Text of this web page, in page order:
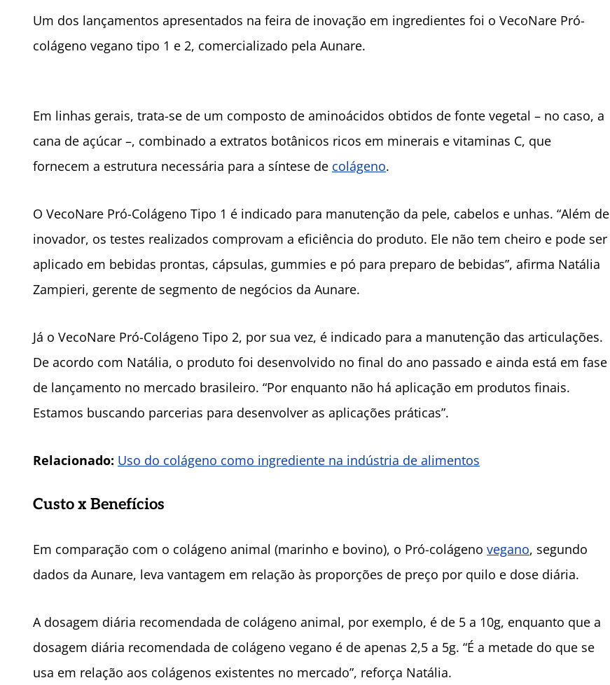
Um dos lançamentos apresentados na feira de inovação em ingredientes foi o VecoNare Pró-
colágeno vegano tipo 1 e 2, comercializado pela Aunare.
Em linhas gerais, trata-se de um composto de aminoácidos obtidos de fonte vegetal – no caso, a
cana de açúcar –, combinado a extratos botânicos ricos em minerais e vitaminas C, que
fornecem a estrutura necessária para a síntese de colágeno.
O VecoNare Pró-Colágeno Tipo 1 é indicado para manutenção da pele, cabelos e unhas. “Além de
inovador, os testes realizados comprovam a eficiência do produto. Ele não tem cheiro e pode ser
aplicado em bebidas prontas, cápsulas, gummies e pó para preparo de bebidas”, afirma Natália
Zampieri, gerente de segmento de negócios da Aunare.
Já o VecoNare Pró-Colágeno Tipo 2, por sua vez, é indicado para a manutenção das articulações.
De acordo com Natália, o produto foi desenvolvido no final do ano passado e ainda está em fase
de lançamento no mercado brasileiro. “Por enquanto não há aplicação em produtos finais.
Estamos buscando parcerias para desenvolver as aplicações práticas”.
Relacionado: Uso do colágeno como ingrediente na indústria de alimentos
Custo x Benefícios
Em comparação com o colágeno animal (marinho e bovino), o Pró-colágeno vegano, segundo
dados da Aunare, leva vantagem em relação às proporções de preço por quilo e dose diária.
A dosagem diária recomendada de colágeno animal, por exemplo, é de 5 a 10g, enquanto que a
dosagem diária recomendada de colágeno vegano é de apenas 2,5 a 5g. “É a metade do que se
usa em relação aos colágenos existentes no mercado”, reforça Natália.